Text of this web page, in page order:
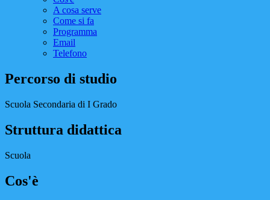
A cosa serve
Come si fa
Programma
Email
Telefono
Percorso di studio
Scuola Secondaria di I Grado
Struttura didattica
Scuola
Cos'è